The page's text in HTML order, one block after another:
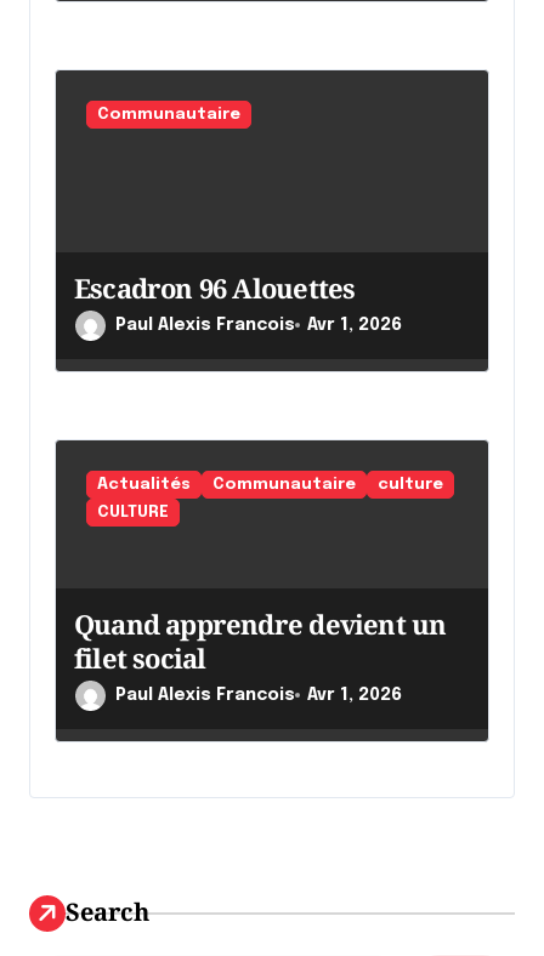
Communautaire
Escadron 96 Alouettes
Paul Alexis Francois Avr 1, 2026
Actualités Communautaire
culture
CULTURE
Quand apprendre devient un
filet social
Paul Alexis Francois Avr 1, 2026
Search